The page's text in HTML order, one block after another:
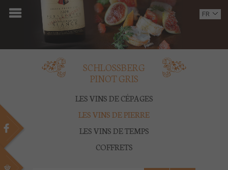
ACCUEIL
DOMAINE
VINS
MULTIMEDIA
FR
SCHLOSSBERG
PINOT GRIS
LES VINS DE CÉPAGES
LES VINS DE PIERRE
LES VINS DE TEMPS
COFFRETS